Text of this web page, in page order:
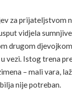
za prijateljstvom
vidjela
drugom
vezi. Istog trena
– mali vara,
nije potreban.